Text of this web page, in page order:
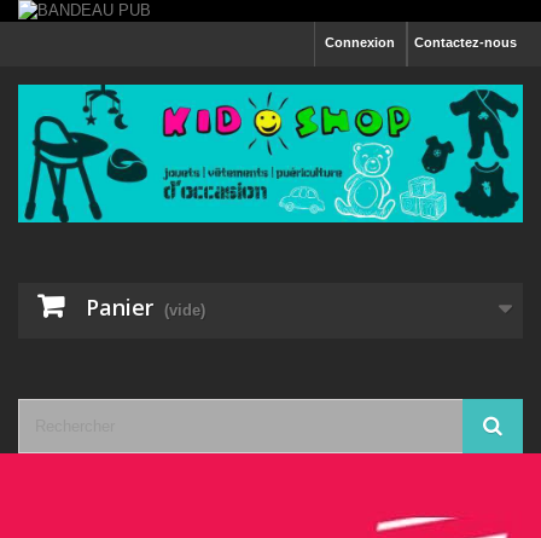
Contactez-nous
Connexion
Panier (vide)